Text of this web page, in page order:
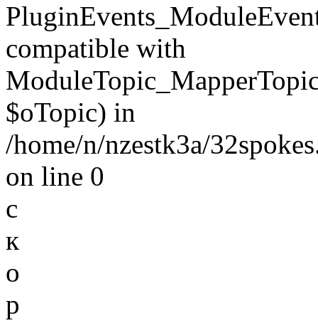
compatible with
$oTopic) in
/home/n/nzestk3a/
on line 0
с
к
о
р